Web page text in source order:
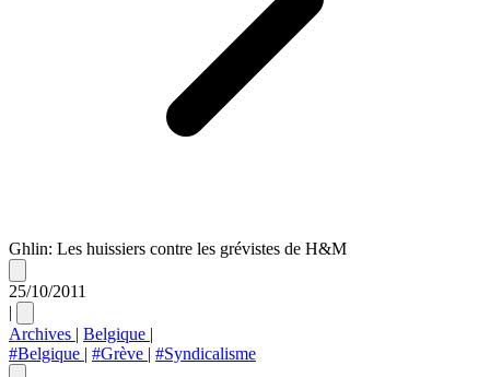
Ghlin: Les huissiers contre les grévistes de H&M
25/10/2011
|
Archives | Belgique |
#Belgique | #Grève | #Syndicalisme